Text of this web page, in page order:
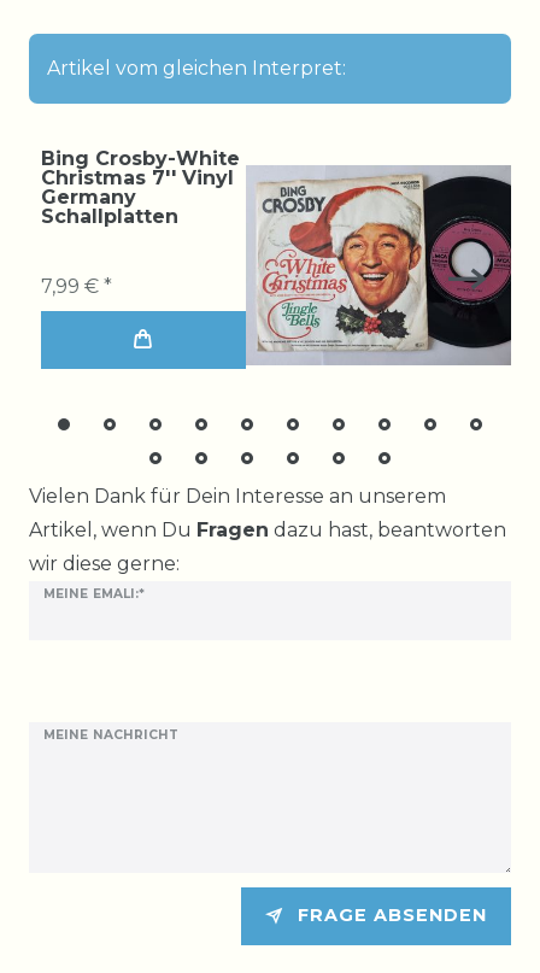
Artikel vom gleichen Interpret:
Bing Crosby-White
Christmas 7'' Vinyl
Germany
Schallplatten
7,99 € *
Vielen Dank für Dein Interesse an unserem
Artikel, wenn Du Fragen dazu hast, beantworten
wir diese gerne:
MEINE EMALI:*
MEINE NACHRICHT
Ceres::Template.mailFormHoneypotLabel
FRAGE ABSENDEN